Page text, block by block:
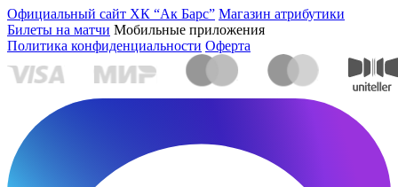
Официальный сайт ХК “Ак Барс” Магазин атрибутики
Билеты на матчи Мобильные приложения
Политика конфиденциальности Оферта